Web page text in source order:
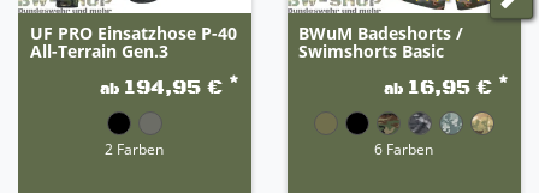
UF PRO Einsatzhose P-40
All-Terrain Gen.3
ab 194,95 € *
2 Farben
BWuM Badeshorts /
Swimshorts Basic
ab 16,95 € *
6 Farben